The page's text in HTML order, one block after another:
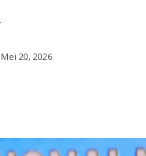
Mei 20, 2026